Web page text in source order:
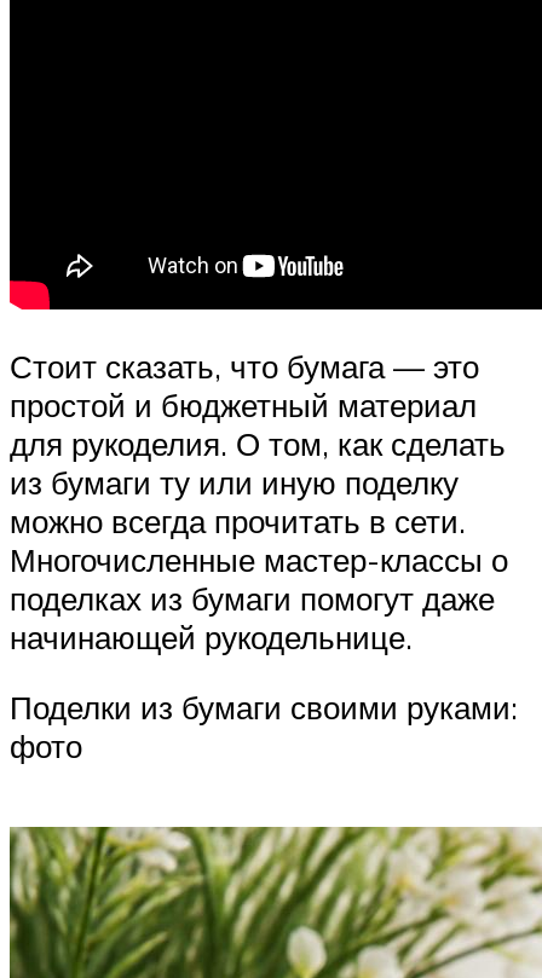
Стоит сказать, что бумага — это
простой и бюджетный материал
для рукоделия. О том, как сделать
из бумаги ту или иную поделку
можно всегда прочитать в сети.
Многочисленные мастер-классы о
поделках из бумаги помогут даже
начинающей рукодельнице.
Поделки из бумаги своими руками:
фото